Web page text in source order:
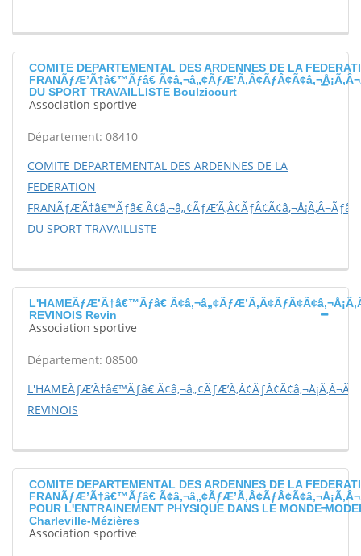
COMITE DEPARTEMENTAL DES ARDENNES DE LA
FRANÃƒÆ’Ã†â€™Ãƒâ€
DU SPORT TRAVAILLISTE Boulzicourt
Association sportive
Département: 08410
COMITE DEPARTEMENTAL DES ARDENNES DE LA
FEDERATION
FRANÃƒÆ’Ã†â€™Ãƒâ€
DU SPORT TRAVAILLISTE
L'HAMEÃƒÆ’Ã†â€™Ãƒâ€
REVINOIS Revin
Association sportive
Département: 08500
L'HAMEÃƒÆ’Ã†â€™Ãƒâ€
REVINOIS
COMITE DEPARTEMENTAL DES ARDENNES DE LA
FRANÃƒÆ’Ã†â€™Ãƒâ€
POUR L'ENTRAINEMENT PHYSIQUE DANS LE MONDE
Charleville-Mézières
Association sportive